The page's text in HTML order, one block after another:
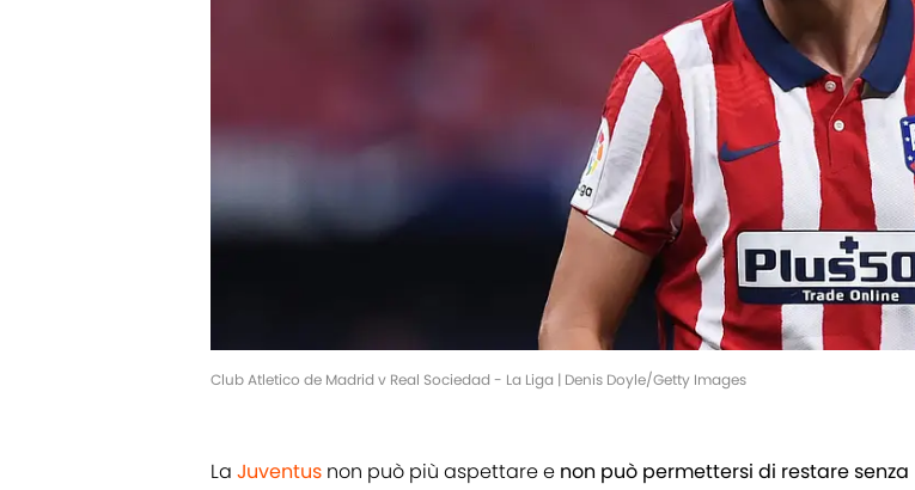
Club Atletico de Madrid v Real Sociedad - La Liga | Denis Doyle/Getty Images
La Juventus non può più aspettare e non può permettersi di restare senza